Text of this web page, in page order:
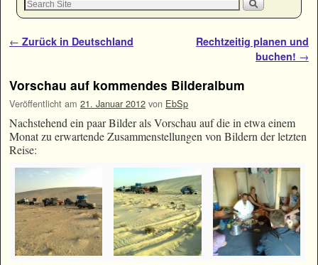
Artikelnavigation
← Zurück in Deutschland
Rechtzeitig planen und
buchen! →
Vorschau auf kommendes Bilderalbum
Veröffentlicht am 21. Januar 2012 von EbSp
Nachstehend ein paar Bilder als Vorschau auf die in etwa einem
Monat zu erwartende Zusammenstellungen von Bildern der letzten
Reise: